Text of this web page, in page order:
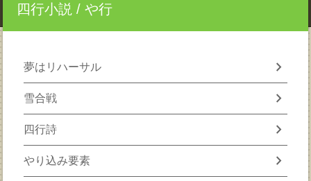
四行小説 / や行
夢はリハーサル chevron_right
雪合戦 chevron_right
四行詩 chevron_right
やり込み要素 chevron_right